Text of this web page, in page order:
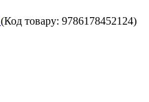
(Код товару: 9786178452124)